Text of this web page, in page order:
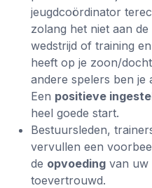
jeugdcoördinator
zolang het niet aan
wedstrijd of training
heeft op je zoon/
andere spelers ben je
Een positieve
heel goede start.
Bestuursleden,
vervullen een
de opvoeding van uw
toevertrouwd.